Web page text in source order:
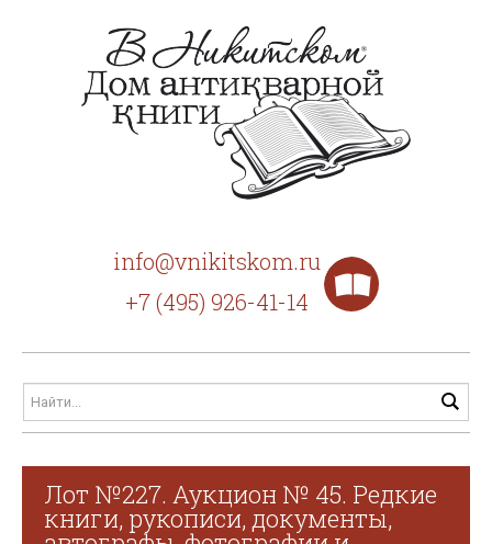
info@vnikitskom.ru
+7 (495) 926-41-14
Лот №227. Аукцион № 45. Редкие
книги, рукописи, документы,